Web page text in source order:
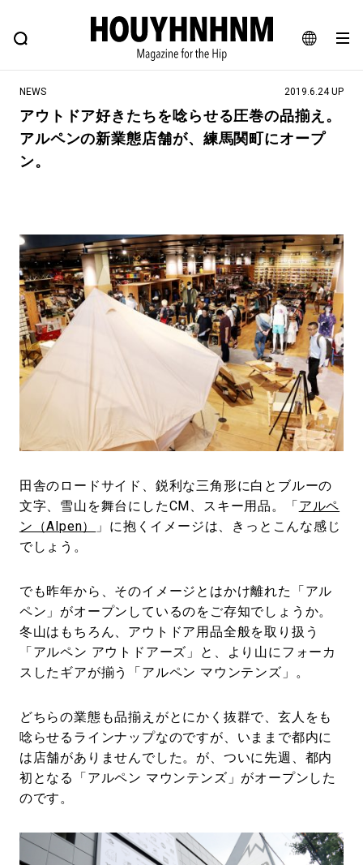
JA
EN
FEATURE BLOG SNAP
ヒップなファッション、カルチャー、ライフスタイルWEBマガジン
#NEW VINTAGE #マイナーグッド図鑑
#路地裏てぃーん。 #MONTHLY JOURNAL
#GH 銘品の所以 #フイナムのYouTube
#Commune H #FOCUS IT #AH.H
#ととけん #MUSIC #MOVIE
#OUTDOOR
#SPORTS #HANDSOME HANDBOOK
NEWS 2019.6.24 UP
アウトドア好きたちを唸らせる圧巻の品揃え。
アルペンの新業態店舗が、練馬関町にオープ
ン。
田舎のロードサイド、鋭利な三角形に白とブルーの
文字、雪山を舞台にしたCM、スキー用品。「アルペ
ン（Alpen）
」に抱くイメージは、きっとこんな感じ
でしょう。
でも昨年から、そのイメージとはかけ離れた「アル
ペン」がオープンしているのをご存知でしょうか。
冬山はもちろん、アウトドア用品全般を取り扱う
「アルペン アウトドアーズ」と、より山にフォーカ
スしたギアが揃う「アルペン マウンテンズ」。
どちらの業態も品揃えがとにかく抜群で、玄人をも
唸らせるラインナップなのですが、いままで都内に
は店舗がありませんでした。が、ついに先週、都内
初となる「アルペン マウンテンズ」がオープンした
のです。